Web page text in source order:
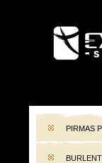
PIRMAS